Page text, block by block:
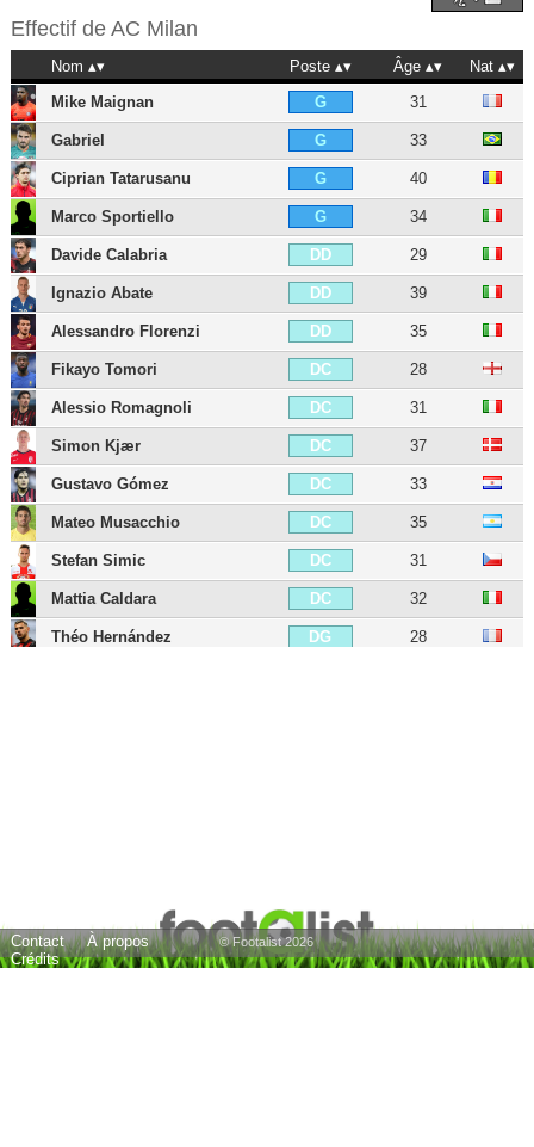
Effectif de AC Milan
Nom Poste Âge
Nat
Mike Maignan
G 31
Gabriel G 33
Ciprian Tatarusanu G 40
Marco Sportiello G 34
Davide Calabria DD 29
Ignazio Abate DD 39
Alessandro Florenzi DD 35
Fikayo Tomori DC 28
Alessio Romagnoli DC 31
Simon Kjær DC 37
Gustavo Gómez DC 33
Mateo Musacchio DC 35
Stefan Simic DC 31
Mattia Caldara DC 32
Théo Hernández DG 28
Youssouf Fofana MC 27
Contact
À propos
Crédits
© Footalist 2026